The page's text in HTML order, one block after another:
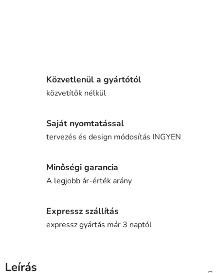
Közvetlenül a gyártótól
közvetítők nélkül
Saját nyomtatással
tervezés és design módosítás INGYEN
Minőségi garancia
A legjobb ár-érték arány
Expressz szállítás
expressz gyártás már 3 naptól
Leírás